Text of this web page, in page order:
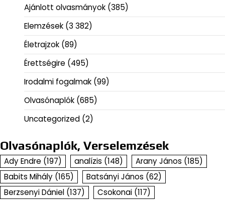
Ajánlott olvasmányok (385)
Elemzések (3 382)
Életrajzok (89)
Érettségire (495)
Irodalmi fogalmak (99)
Olvasónaplók (685)
Uncategorized (2)
Olvasónaplók, Verselemzések
Ady Endre (197) analízis (148) Arany János (185)
Babits Mihály (165) Batsányi János (62)
Berzsenyi Dániel (137) Csokonai (117)